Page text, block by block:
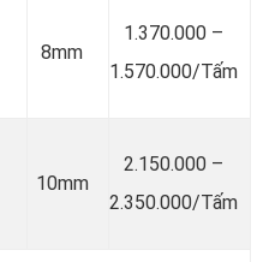
8mm
1.370.000 –
1.570.000/Tấm
10mm
2.150.000 –
2.350.000/Tấm